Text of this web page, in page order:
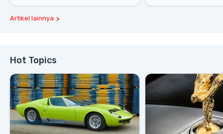
Artikel lainnya
Hot Topics